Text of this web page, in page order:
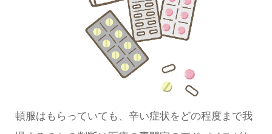
頓服はもらっていても、辛い症状をどの程度まで我